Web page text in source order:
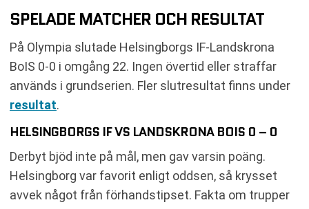
SPELADE MATCHER OCH RESULTAT
På Olympia slutade Helsingborgs IF-Landskrona
BoIS 0-0 i omgång 22. Ingen övertid eller straffar
används i grundserien. Fler slutresultat finns under
resultat.
HELSINGBORGS IF VS LANDSKRONA BOIS 0 – 0
Derbyt bjöd inte på mål, men gav varsin poäng.
Helsingborg var favorit enligt oddsen, så krysset
avvek något från förhandstipset. Fakta om trupper